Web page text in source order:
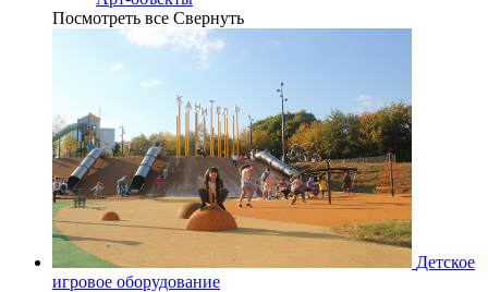
Посмотреть все Свернуть
Детское
игровое оборудование